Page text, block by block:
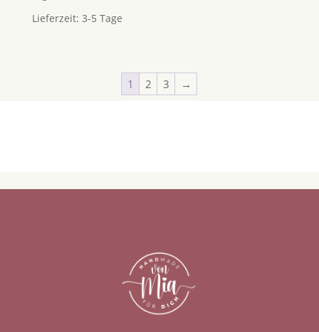
Lieferzeit: 3-5 Tage
1 2 3 →